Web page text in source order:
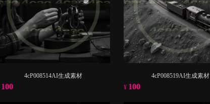
4cP008514AI生成素材
100
4cP008519AI生成素材
¥ 100